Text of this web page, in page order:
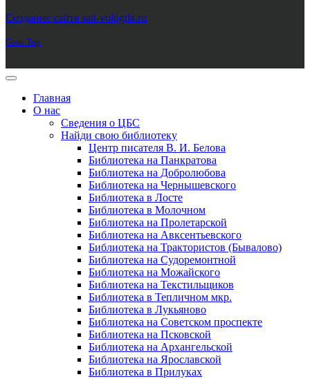
Создание сайта sait-vologda.ru
Goto Top
Главная
О нас
Сведения о ЦБС
Найди свою библиотеку
Центр писателя В. И. Белова
Библиотека на Панкратова
Библиотека на Добролюбова
Библиотека на Чернышевского
Библиотека в Лосте
Библиотека в Молочном
Библиотека на Пролетарской
Библиотека на Авксентьевского
Библиотека на Трактористов (Бывалово)
Библиотека на Судоремонтной
Библиотека на Можайского
Библиотека на Текстильщиков
Библиотека в Тепличном мкр.
Библиотека в Лукьяново
Библиотека на Советском проспекте
Библиотека на Псковской
Библиотека на Архангельской
Библиотека на Ярославской
Библиотека в Прилуках